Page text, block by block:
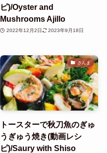
ピ)/Oyster and
Mushrooms Ajillo
2022年12月2日 2023年9月18日
さんま
トースターで秋刀魚のぎゅ
うぎゅう焼き(動画レシ
ピ)/Saury with Shiso